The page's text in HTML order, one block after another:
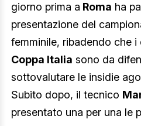
giorno prima a Roma ha
presentazione del
femminile, ribadendo che i
Coppa Italia sono da
sottovalutare le insidie
Subito dopo, il tecnico
presentato una per una le